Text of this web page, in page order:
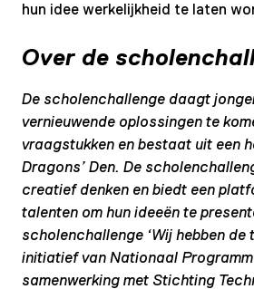
hun idee werkelijkheid te laten
Over de
De scholenchallenge daagt
vernieuwende oplossingen te
vraagstukken en bestaat uit een
Dragons’ Den. De
creatief denken en biedt een
talenten om hun ideeën te
scholenchallenge ‘Wij hebben de
initiatief van Nationaal
samenwerking met Stichting